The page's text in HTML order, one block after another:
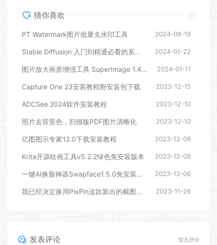
猜你喜欢
PT Watermark图片批量去水印工具 2024-08-19
Stable Diffusion 入门到精通必看的系统性教学合集 2024-01-22
图片放大画质增强工具 SuperImage 1.4.0beta03 windows x64 免安装版本 2024-01-11
Capture One 23安装教程附安装包下载 2023-12-15
ADCSee 2024软件安装教程 2023-12-10
照片去背景色，扫描版PDF图片清晰化 2023-12-10
亿图图示专家12.0下载安装教程 2023-12-09
Krita开源绘画工具v5.2.2绿色免安装版本 2023-12-08
一键AI换脸神器Swapface1.5.0免安装打开即用 Win 2023-12-06
我已经决定换用PixPin这款新出的截图软件 2023-11-26
发表评论 暂无评论